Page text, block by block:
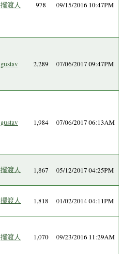
擺渡人 978 09/15/2016 10:47PM
gustav 2,289 07/06/2017 09:47PM
gustav 1,984 07/06/2017 06:13AM
擺渡人 1,867 05/12/2017 04:25PM
擺渡人 1,818 01/02/2014 04:11PM
擺渡人 1,070 09/23/2016 11:29AM